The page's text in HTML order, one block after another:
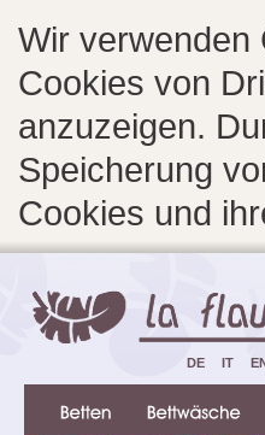
Wir verwenden
Cookies von
anzuzeigen.
Speicherung
Cookies und
DE IT